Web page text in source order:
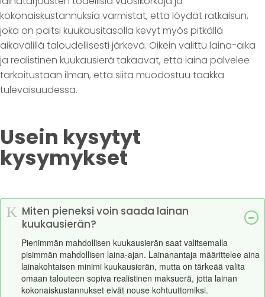
kokonaiskustannuksia varmistat, että löydät ratkaisun,
joka on paitsi kuukausitasolla kevyt myös pitkällä
aikavälillä taloudellisesti järkevä. Oikein valittu laina-aika
ja realistinen kuukausierä takaavat, että laina palvelee
tarkoitustaan ilman, että siitä muodostuu taakka
tulevaisuudessa.
Usein kysytyt
kysymykset
K Miten pieneksi voin saada lainan
kuukausierän?
Pienimmän mahdollisen kuukausierän saat valitsemalla
pisimmän mahdollisen laina-ajan. Lainanantaja määrittelee aina
lainakohtaisen minimi kuukausierän, mutta on tärkeää valita
omaan talouteen sopiva realistinen maksuerä, jotta lainan
kokonaiskustannukset eivät nouse kohtuuttomiksi.